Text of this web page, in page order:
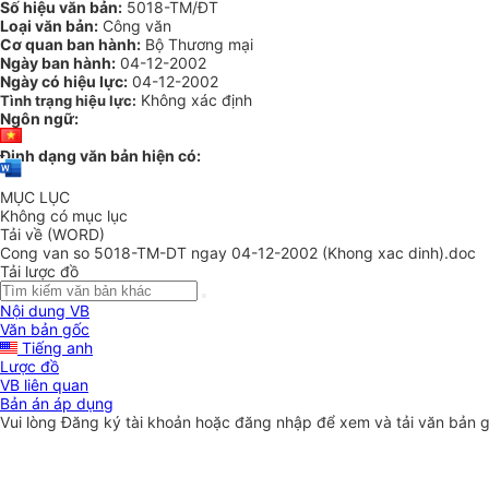
Số hiệu văn bản: 5018-TM/ĐT
Loại văn bản: Công văn
Cơ quan ban hành: Bộ Thương mại
Ngày ban hành: 04-12-2002
Ngày có hiệu lực: 04-12-2002
Tình trạng hiệu lực: Không xác định
Ngôn ngữ:
Định dạng văn bản hiện có:
MỤC LỤC
Không có mục lục
Tải về (WORD)
Cong van so 5018-TM-DT ngay 04-12-2002 (Khong xac dinh).doc
Tải lược đồ
Nội dung VB
Văn bản gốc
Tiếng anh
Lược đồ
VB liên quan
Bản án áp dụng
Vui lòngĐăng ký tài khoản hoặc đăng nhập để xem và tải văn bản